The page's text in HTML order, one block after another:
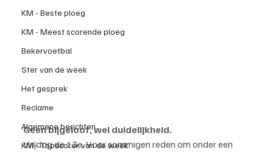
KM - Beste ploeg
KM - Meest scorende ploeg
Bekervoetbal
Ster van de week
Het gesprek
Reclame
Algemene berichten
KM - Topscorer van de week
Geen bijgeloof, wel duidelijkheid.
Vrijdag de 13e. Voor sommigen reden om onder een